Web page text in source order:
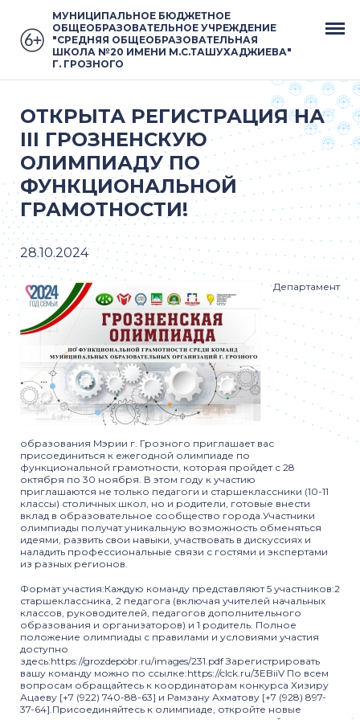
МУНИЦИПАЛЬНОЕ БЮДЖЕТНОЕ
ОБЩЕОБРАЗОВАТЕЛЬНОЕ УЧРЕЖДЕНИЕ
"СРЕДНЯЯ ОБЩЕОБРАЗОВАТЕЛЬНАЯ
ШКОЛА №20 ИМЕНИ М.С.ТАШУХАДЖИЕВА"
Г. ГРОЗНОГО
ОТКРЫТА РЕГИСТРАЦИЯ НА
III ГРОЗНЕНСКУЮ
ОЛИМПИАДУ ПО
ФУНКЦИОНАЛЬНОЙ
ГРАМОТНОСТИ!
28.10.2024
Департамент
образования Мэрии г. Грозного приглашает вас
присоединиться к ежегодной олимпиаде по
функциональной грамотности, которая пройдет с 28
октября по 30 ноября. В этом году к участию
приглашаются не только педагоги и старшеклассники (10-11
классы) столичных школ, но и родители, готовые внести
вклад в образовательное сообщество города.Участники
олимпиады получат уникальную возможность обменяться
идеями, развить свои навыки, участвовать в дискуссиях и
наладить профессиональные связи с гостями и экспертами
из разных регионов.
Формат участия:Каждую команду представляют 5 участников:2
старшеклассника, 2 педагога (включая учителей начальных
классов, руководителей, педагогов дополнительного
образования и организаторов) и 1 родитель. Полное
положение олимпиады с правилами и условиями участия
доступно
здесь:https://grozdepobr.ru/images/231.pdf Зарегистрировать
вашу команду можно по ссылке:https://clck.ru/3EBiiV По всем
вопросам обращайтесь к координаторам конкурса Хизиру
Ацаеву [+7 (922) 740-88-63] и Рамзану Ахматову [+7 (928) 897-
37-64].Присоединяйтесь к олимпиаде, откройте новые